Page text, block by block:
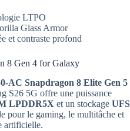
LTPO
Glass Armor
et contraste profond
8 Gen 4 for Galaxy
AC Snapdragon 8 Elite Gen 5
S26 5G offre une puissance
LPDDR5X et un stockage UFS
pour le gaming, le multitâche et
artificielle.